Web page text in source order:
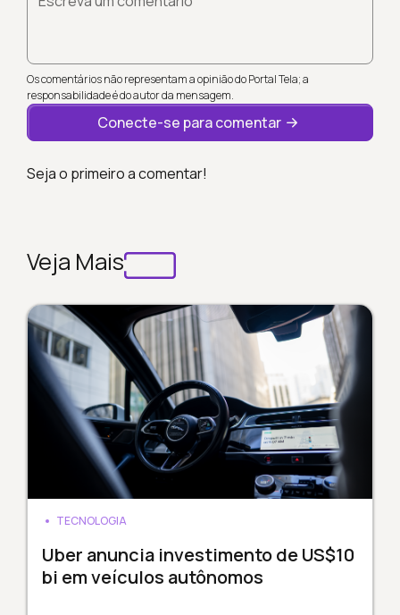
Os comentários não representam a opinião do Portal Tela; a
responsabilidade é do autor da mensagem.
Conecte-se para comentar
Seja o primeiro a comentar!
Veja Mais
TECNOLOGIA
Uber anuncia investimento de US$10
bi em veículos autônomos